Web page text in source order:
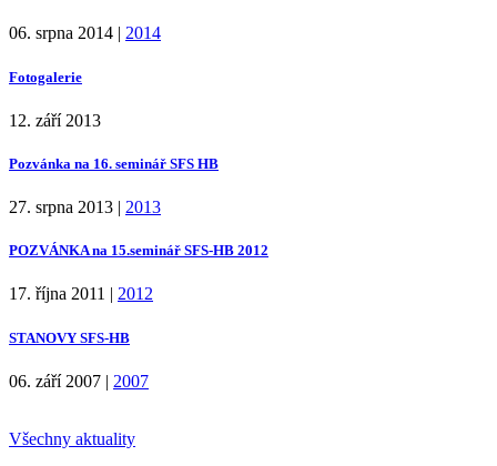
06. srpna 2014 | 2014
Fotogalerie
12. září 2013
Pozvánka na 16. seminář SFS HB
27. srpna 2013 | 2013
POZVÁNKA na 15.seminář SFS-HB 2012
17. října 2011 | 2012
STANOVY SFS-HB
06. září 2007 | 2007
Všechny aktuality